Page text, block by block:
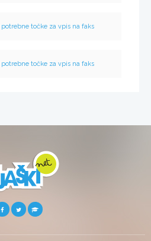
potrebne točke za vpis na faks
potrebne točke za vpis na faks